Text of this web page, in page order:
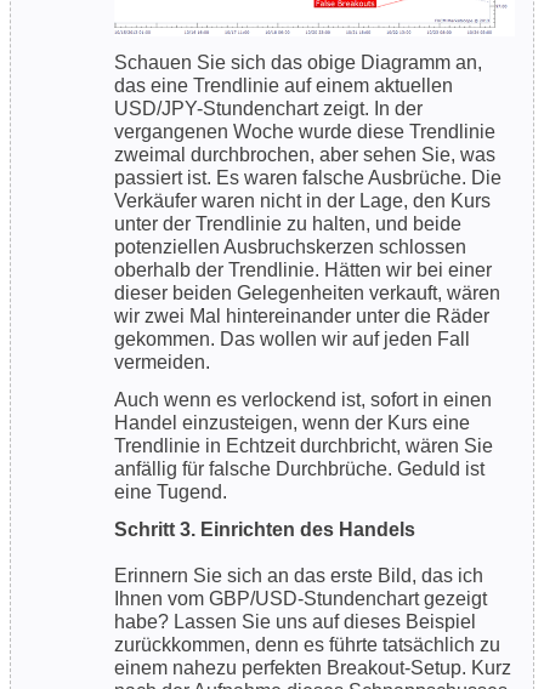
Schauen Sie sich das obige Diagramm an,
das eine Trendlinie auf einem aktuellen
USD/JPY-Stundenchart zeigt. In der
vergangenen Woche wurde diese Trendlinie
zweimal durchbrochen, aber sehen Sie, was
passiert ist. Es waren falsche Ausbrüche. Die
Verkäufer waren nicht in der Lage, den Kurs
unter der Trendlinie zu halten, und beide
potenziellen Ausbruchskerzen schlossen
oberhalb der Trendlinie. Hätten wir bei einer
dieser beiden Gelegenheiten verkauft, wären
wir zwei Mal hintereinander unter die Räder
gekommen. Das wollen wir auf jeden Fall
vermeiden.
Auch wenn es verlockend ist, sofort in einen
Handel einzusteigen, wenn der Kurs eine
Trendlinie in Echtzeit durchbricht, wären Sie
anfällig für falsche Durchbrüche. Geduld ist
eine Tugend.
Schritt 3. Einrichten des Handels
Erinnern Sie sich an das erste Bild, das ich
Ihnen vom GBP/USD-Stundenchart gezeigt
habe? Lassen Sie uns auf dieses Beispiel
zurückkommen, denn es führte tatsächlich zu
einem nahezu perfekten Breakout-Setup. Kurz